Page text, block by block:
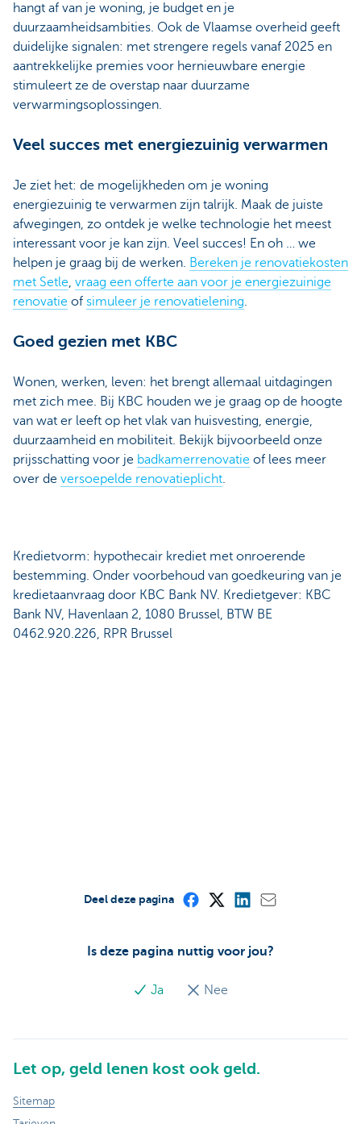
hangt af van je woning, je budget en je
duurzaamheidsambities. Ook de Vlaamse overheid geeft
duidelijke signalen: met strengere regels vanaf 2025 en
aantrekkelijke premies voor hernieuwbare energie
stimuleert ze de overstap naar duurzame
verwarmingsoplossingen.
Veel succes met energiezuinig verwarmen
Je ziet het: de mogelijkheden om je woning
energiezuinig te verwarmen zijn talrijk. Maak de juiste
afwegingen, zo ontdek je welke technologie het meest
interessant voor je kan zijn. Veel succes! En oh … we
helpen je graag bij de werken. Bereken je renovatiekosten
met Setle, vraag een offerte aan voor je energiezuinige
renovatie of simuleer je renovatielening.
Goed gezien met KBC
Wonen, werken, leven: het brengt allemaal uitdagingen
met zich mee. Bij KBC houden we je graag op de hoogte
van wat er leeft op het vlak van huisvesting, energie,
duurzaamheid en mobiliteit. Bekijk bijvoorbeeld onze
prijsschatting voor je badkamerrenovatie of lees meer
over de versoepelde renovatieplicht.
Kredietvorm: hypothecair krediet met onroerende
bestemming. Onder voorbehoud van goedkeuring van je
kredietaanvraag door KBC Bank NV. Kredietgever: KBC
Bank NV, Havenlaan 2, 1080 Brussel, BTW BE
0462.920.226, RPR Brussel
Is deze pagina nuttig voor jou?
Ja Nee
Deel deze pagina
Let op, geld lenen kost ook geld.
Sitemap